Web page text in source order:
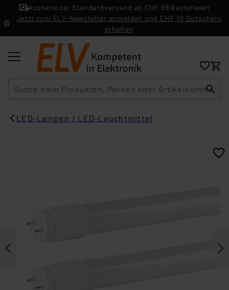
kostenloser Standardversand ab CHF 69 Bestellwert
Jetzt zum ELV-Newsletter anmelden und CHF 10 Gutschein
erhalten
LED-Lampen / LED-Leuchtmittel